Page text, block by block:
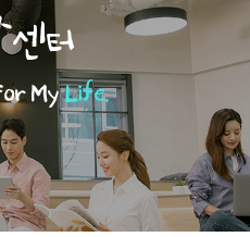
터
MyLife.